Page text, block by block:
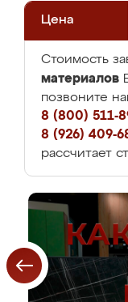
Цена
Стоимость
материалов
позвоните
8 (800) 511-
8 (926) 409-
рассчитает